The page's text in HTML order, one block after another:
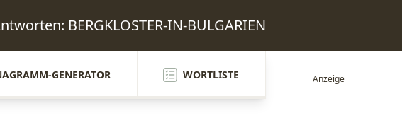
BERGKLOSTER-IN-BULGARIEN
GENERATOR WORTLISTE